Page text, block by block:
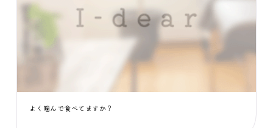
よく噛んで食べてますか？